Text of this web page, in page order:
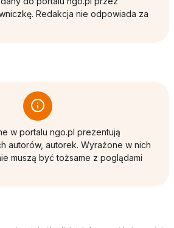
Redakcja nie odpowiada za
w portalu ngo.pl prezentują
autorów, autorek. Wyrażone w nich
muszą być tożsame z poglądami